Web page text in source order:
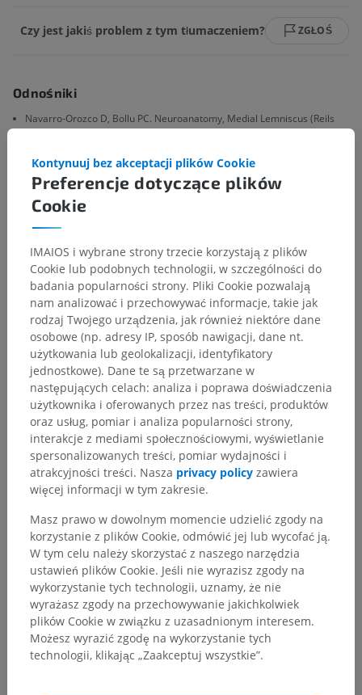
Czy jest jakiś problem z tym tłumaczeniem? ZGŁOŚ
Odnośniki
Navarro-Orozco D, Bollu PC. Neuroanatomy, Medial Lemniscus (Reils
Band, Reils Ribbon) [Updated 2023 Aug 7]. In: StatPearls [Internet].
https://www.ncbi.nlm.nih.gov/books/NBK526040/
Snell, R.S. (2010). ‘Chapter 5: The Brainstem’, in Clinical Neuroanatomy.
(7th ed.) Philadelphia: Wolters Kluwer Health/Lippincott Williams &
Hierarchia anatomiczna
Anatomia człowieka 2
Anatomia człowieka 1
Anatomia układu kostnego> Układ nerwowy>
Centralny system nerwowy > Mózg>
Tyłomózgowie>
Rdzeniomózgowie, rdzeń przedłużony
>
Istota biała
Włókno łukowate wewnętrzne
Powiązane struktury:Nie istnieją struktury powiązane
z tą częścią ciała
Neuroanatomia człowieka
Preferencje dotyczące plików
Cookie
Kontynuuj bez akceptacji plików Cookie
IMAIOS i wybrane strony trzecie korzystają z plików
Cookie lub podobnych technologii, w szczególności do
badania popularności strony. Pliki Cookie pozwalają
nam analizować i przechowywać informacje, takie jak
rodzaj Twojego urządzenia, jak również niektóre dane
osobowe (np. adresy IP, sposób nawigacji, dane nt.
użytkowania lub geolokalizacji, identyfikatory
jednostkowe). Dane te są przetwarzane w
następujących celach: analiza i poprawa doświadczenia
użytkownika i oferowanych przez nas treści, produktów
oraz usług, pomiar i analiza popularności strony,
interakcje z mediami społecznościowymi, wyświetlanie
spersonalizowanych treści, pomiar wydajności i
atrakcyjności treści. Nasza privacy policy zawiera
więcej informacji w tym zakresie.
Masz prawo w dowolnym momencie udzielić zgody na
korzystanie z plików Cookie, odmówić jej lub wycofać ją.
W tym celu należy skorzystać z naszego narzędzia
ustawień plików Cookie. Jeśli nie wyrazisz zgody na
wykorzystanie tych technologii, uznamy, że nie
wyrażasz zgody na przechowywanie jakichkolwiek
plików Cookie w związku z uzasadnionym interesem.
Możesz wyrazić zgodę na wykorzystanie tych
technologii, klikając „Zaakceptuj wszystkie”.